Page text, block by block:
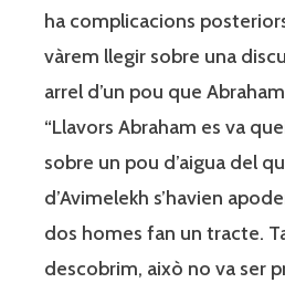
ha complicacions
vàrem llegir sobre una
arrel d’un pou que
“Llavors Abraham es va
sobre un pou d’aigua del
d’Avimelekh s’havien
dos homes fan un tracte.
descobrim, això no va ser